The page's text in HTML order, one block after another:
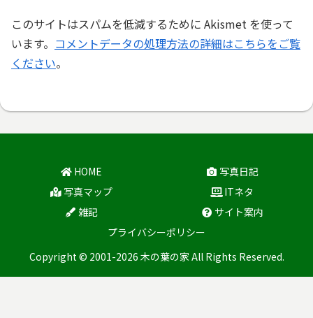
このサイトはスパムを低減するために Akismet を使って
います。 コメントデータの処理方法の詳細はこちらをご覧
ください。
HOME
写真日記
写真マップ
ITネタ
雑記
サイト案内
プライバシーポリシー
Copyright © 2001-2026 木の葉の家 All Rights Reserved.